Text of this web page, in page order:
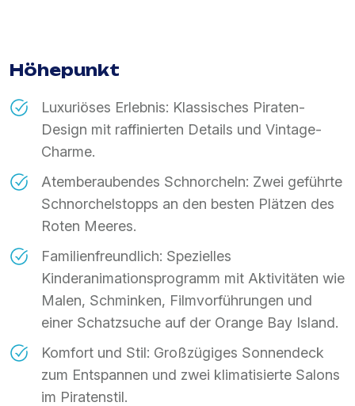
Höhepunkt
Luxuriöses Erlebnis: Klassisches Piraten-
Design mit raffinierten Details und Vintage-
Charme.
Atemberaubendes Schnorcheln: Zwei geführte
Schnorchelstopps an den besten Plätzen des
Roten Meeres.
Familienfreundlich: Spezielles
Kinderanimationsprogramm mit Aktivitäten wie
Malen, Schminken, Filmvorführungen und
einer Schatzsuche auf der Orange Bay Island.
Komfort und Stil: Großzügiges Sonnendeck
zum Entspannen und zwei klimatisierte Salons
im Piratenstil.